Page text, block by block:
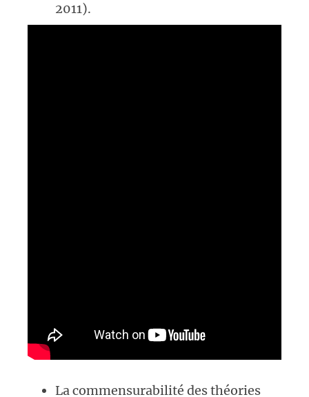
2011).
La commensurabilité des théories